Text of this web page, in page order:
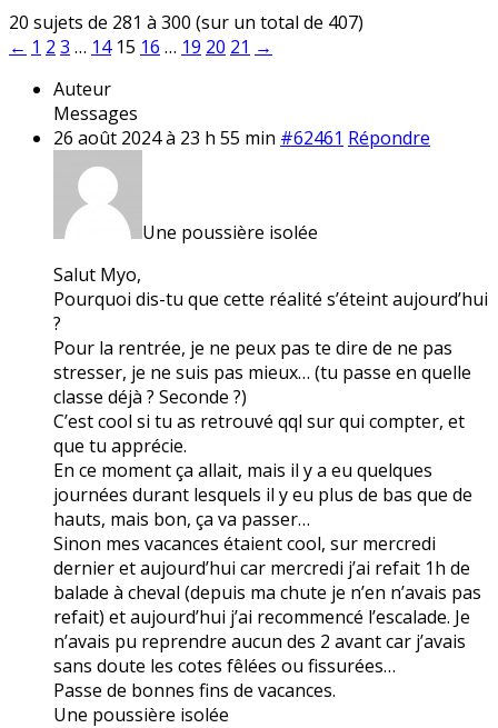
20 sujets de 281 à 300 (sur un total de 407)
← 1 2 3 … 14 15 16 … 19 20 21 →
Auteur
Messages
26 août 2024 à 23 h 55 min #62461 Répondre
Une poussière isolée
Salut Myo,
Pourquoi dis-tu que cette réalité s’éteint aujourd’hui
?
Pour la rentrée, je ne peux pas te dire de ne pas
stresser, je ne suis pas mieux… (tu passe en quelle
classe déjà ? Seconde ?)
C’est cool si tu as retrouvé qql sur qui compter, et
que tu apprécie.
En ce moment ça allait, mais il y a eu quelques
journées durant lesquels il y eu plus de bas que de
hauts, mais bon, ça va passer…
Sinon mes vacances étaient cool, sur mercredi
dernier et aujourd’hui car mercredi j’ai refait 1h de
balade à cheval (depuis ma chute je n’en n’avais pas
refait) et aujourd’hui j’ai recommencé l’escalade. Je
n’avais pu reprendre aucun des 2 avant car j’avais
sans doute les cotes fêlées ou fissurées…
Passe de bonnes fins de vacances.
Une poussière isolée